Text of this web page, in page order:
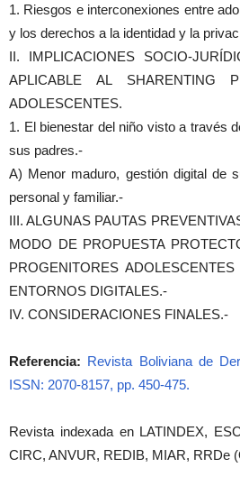
1. Riesgos e interconexiones entre
y los derechos a la identidad y la
II. IMPLICACIONES SOCIO-
APLICABLE AL SHARENTING
ADOLESCENTES.
1. El bienestar del niño visto a través
sus padres.-
A) Menor maduro, gestión digital de
personal y familiar.-
III. ALGUNAS PAUTAS
MODO DE PROPUESTA
PROGENITORES
ENTORNOS DIGITALES.-
IV. CONSIDERACIONES FINALES.-
Referencia: Revista Boliviana de
ISSN: 2070-8157, pp. 450-475.
Revista indexada en LATINDEX,
CIRC, ANVUR, REDIB, MIAR, RRDe